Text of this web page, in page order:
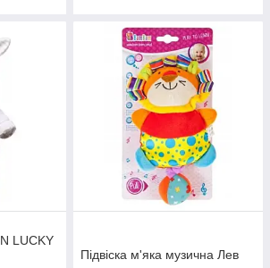
LUCKY
Підвіска м'яка музична Лев